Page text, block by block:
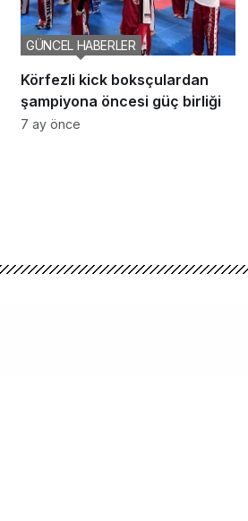
Körfezli kick boksçulardan
şampiyona öncesi güç birliği
GÜNCEL HABERLER
7 ay önce